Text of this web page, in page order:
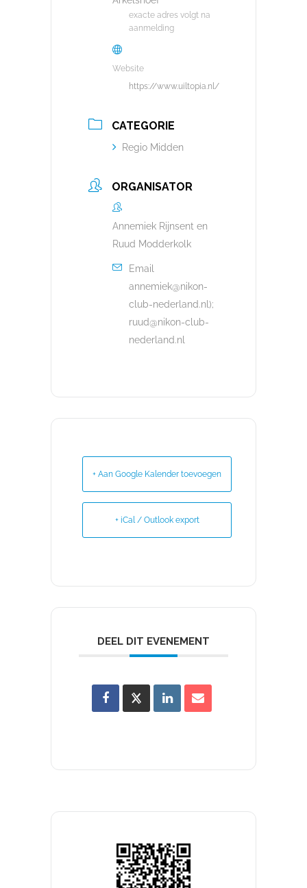
exacte adres volgt na
aanmelding
Website
https://www.uiltopia.nl/
CATEGORIE
Regio Midden
ORGANISATOR
Annemiek Rijnsent en
Ruud Modderkolk
Email
annemiek@nikon-
club-nederland.nl);
ruud@nikon-club-
nederland.nl
+ Aan Google Kalender toevoegen
+ iCal / Outlook export
DEEL DIT EVENEMENT